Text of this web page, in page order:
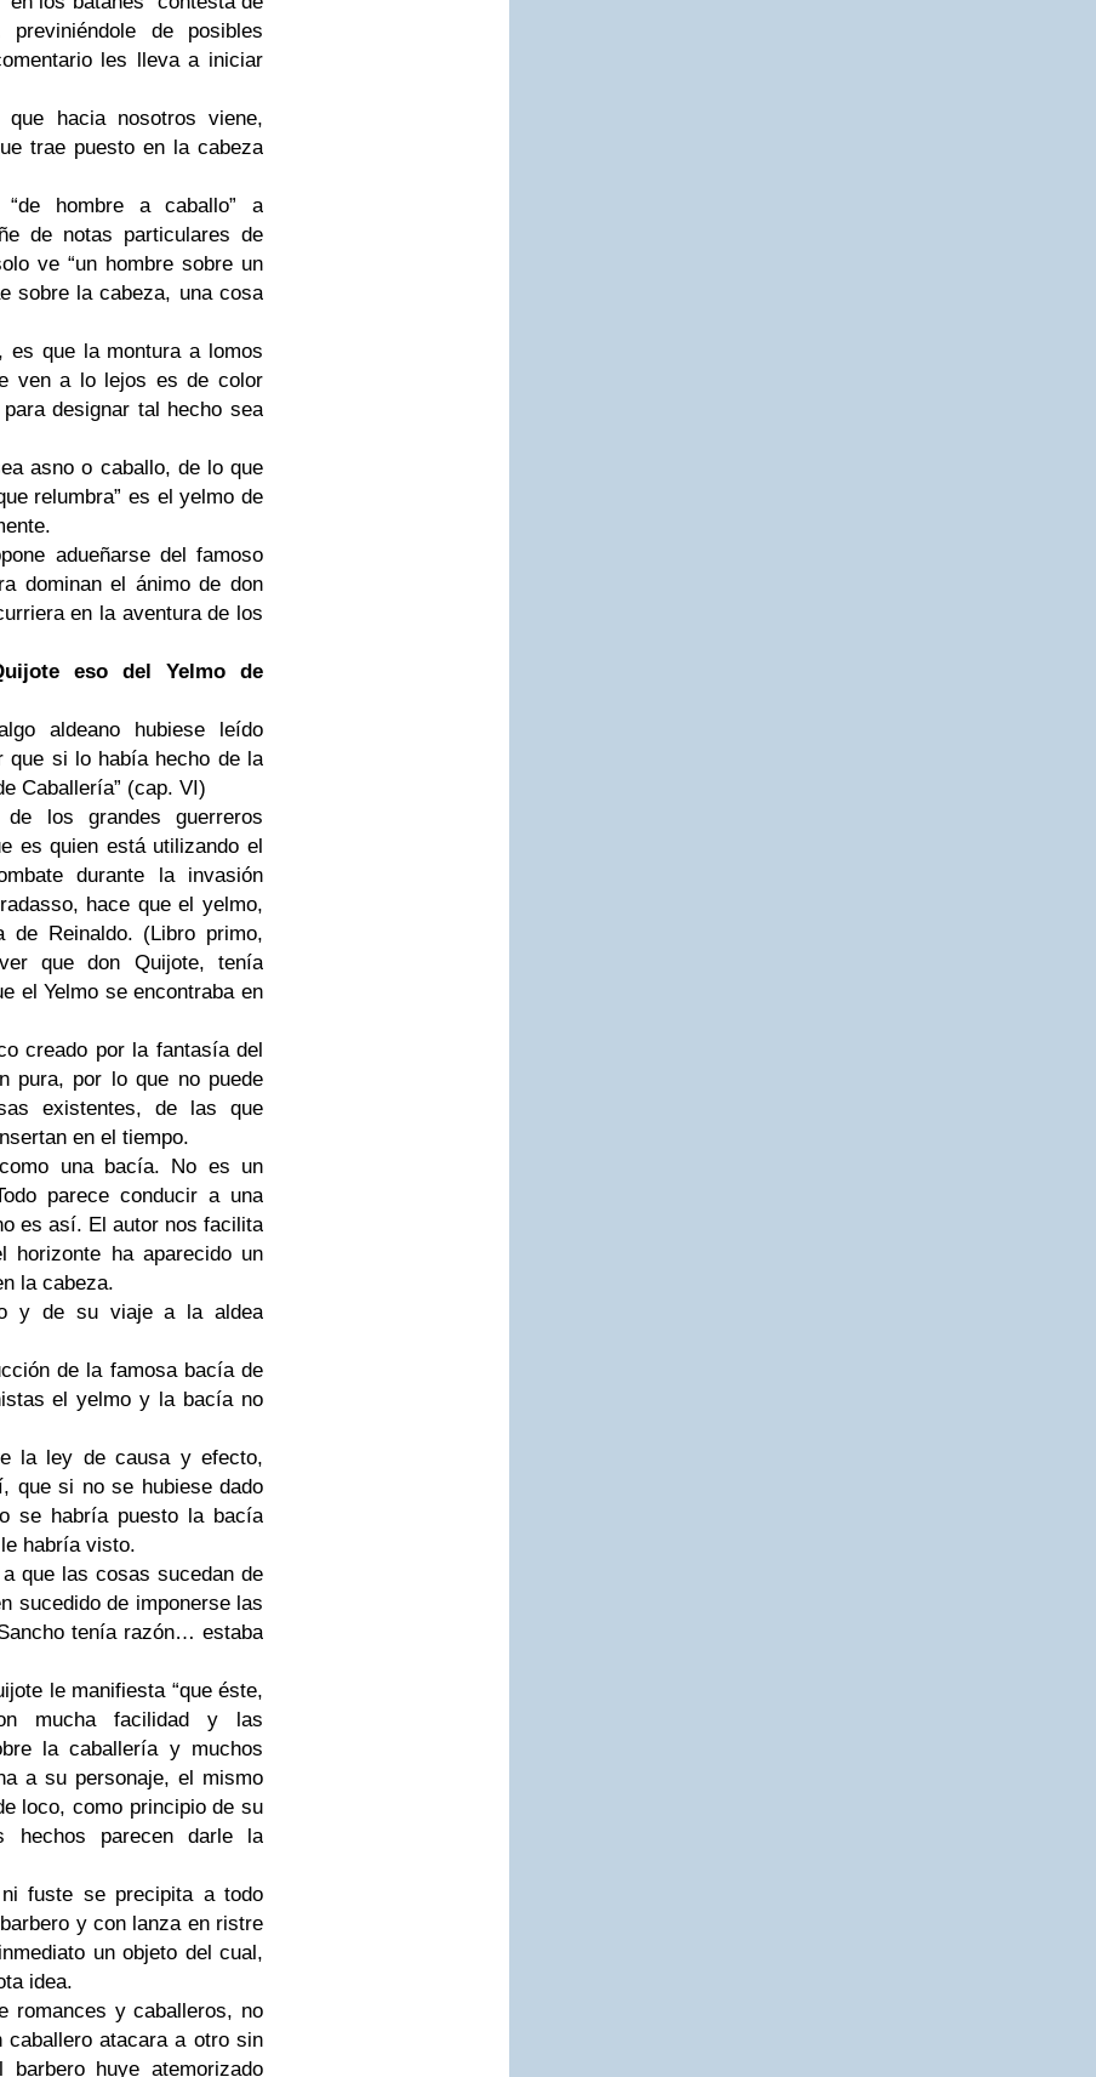
de posibles
les lleva a iniciar
hacia nosotros viene,
trae puesto en la cabeza
hombre a caballo” a
de notas particulares de
ve “un hombre sobre un
sobre la cabeza, una cosa
es que la montura a lomos
ven a lo lejos es de color
designar tal hecho sea
asno o caballo, de lo que
relumbra” es el yelmo de
adueñarse del famoso
dominan el ánimo de don
en la aventura de los
eso del Yelmo de
aldeano hubiese leído
que si lo había hecho de la
Caballería” (cap. VI)
los grandes guerreros
es quien está utilizando el
durante la invasión
hace que el yelmo,
de Reinaldo. (Libro primo,
que don Quijote, tenía
el Yelmo se encontraba en
creado por la fantasía del
pura, por lo que no puede
existentes, de las que
en el tiempo.
una bacía. No es un
parece conducir a una
es así. El autor nos facilita
horizonte ha aparecido un
la cabeza.
y de su viaje a la aldea
de la famosa bacía de
el yelmo y la bacía no
la ley de causa y efecto,
que si no se hubiese dado
se habría puesto la bacía
habría visto.
que las cosas sucedan de
sucedido de imponerse las
tenía razón… estaba
le manifiesta “que éste,
mucha facilidad y las
la caballería y muchos
a su personaje, el mismo
loco, como principio de su
hechos parecen darle la
fuste se precipita a todo
y con lanza en ristre
un objeto del cual,
idea.
romances y caballeros, no
caballero atacara a otro sin
huye atemorizado